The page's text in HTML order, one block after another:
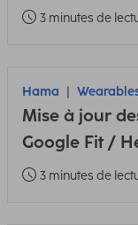
3 minutes de
Hama
Mise à jour
Google Fit /
3 minutes de